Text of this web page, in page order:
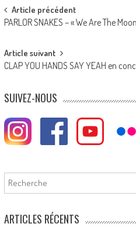
Post
navigation
Article précédent
PARLOR SNAKES – « We Are The
Article suivant
CLAP YOU HANDS SAY YEAH en
SUIVEZ-NOUS
Rechercher
ARTICLES RÉCENTS